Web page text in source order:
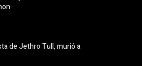
de Jethro Tull, murió a